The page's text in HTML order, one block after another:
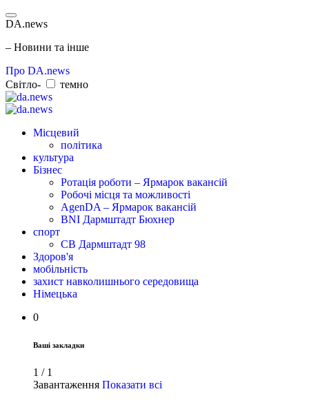
DA.news
– Новини та інше
Про DA.news
Світло-
темно
Місцевий
політика
культура
Бізнес
Ротація роботи – Ярмарок вакансій
Робочі місця та можливості
AgenDA – Ярмарок вакансій
BNI Дармштадт Бюхнер
спорт
СВ Дармштадт 98
Здоров'я
мобільність
захист навколишнього середовища
Німецька
0
Ваші закладки
1 / 1
Завантаження Показати всі